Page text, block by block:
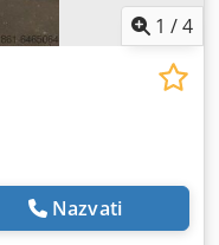
1 /4
Nazvati